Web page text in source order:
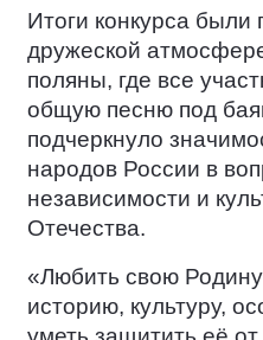
Итоги конкурса были
дружеской
поляны, где все
общую песню под
подчеркнуло
народов России в
независимости и
Отечества.
«Любить свою
историю, культуру,